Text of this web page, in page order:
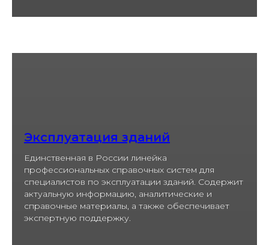
Эксплуатация зданий
Единственная в России линейка
профессиональных справочных систем для
специалистов по эксплуатации зданий. Содержит
актуальную информацию, аналитические и
справочные материалы, а также обеспечивает
экспертную поддержку.